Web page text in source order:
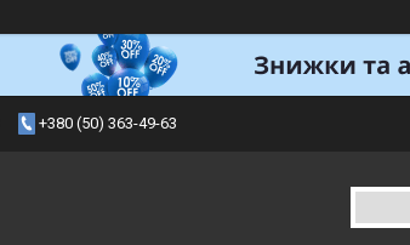
+380 (50) 363-49-63